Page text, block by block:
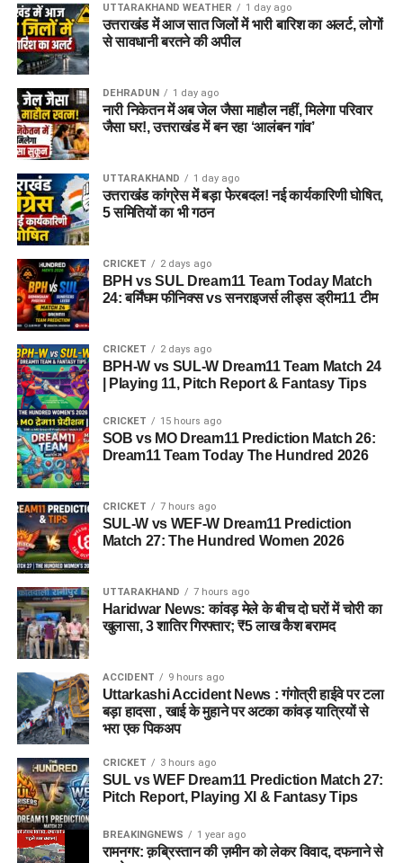
सेना का वरिष्ठ अधिकारी बताकर लोगों का भरोसा जीतता था।
5. पुलिस को आरोपी के पास से क्या बरामद
हुआ?
तलाशी के दौरान आरोपी के पास से सेना की वर्दी, बैज, कैप और वॉकी-टॉकी
बरामद किए गए हैं।
SUL vs WEF Dream11 Prediction Match 27: Pitch
Report, Playing XI & Fantasy Tips
SUL-W vs WEF-W Dream11 Prediction Match 27:
The Hundred Women 2026
Haridwar News: कांवड़ मेले के बीच दो घरों में चोरी का
खुलासा, 3 शातिर गिरफ्तार; ₹5 लाख कैश बरामद
Uttarkashi Accident News : गंगोत्री हाईवे पर टला बड़ा
हादसा , खाई के मुहाने पर अटका कांवड़ यात्रियों से भरा एक
पिकअप
SOB vs MO Dream11 Prediction Match 26:
Dream11 Team Today The Hundred 2026
UTTARAKHAND WEATHER 1 day ago
उत्तराखंड में आज सात जिलों में भारी बारिश का अलर्ट, लोगों
से सावधानी बरतने की अपील
DEHRADUN 1 day ago
नारी निकेतन में अब जेल जैसा माहौल नहीं, मिलेगा परिवार
जैसा घर!, उत्तराखंड में बन रहा ‘आलंबन गांव’
UTTARAKHAND 1 day ago
उत्तराखंड कांग्रेस में बड़ा फेरबदल! नई कार्यकारिणी घोषित,
5 समितियों का भी गठन
CRICKET 2 days ago
BPH vs SUL Dream11 Team Today Match
24: बर्मिंघम फीनिक्स vs सनराइजर्स लीड्स ड्रीम11 टीम
CRICKET 2 days ago
BPH-W vs SUL-W Dream11 Team Match 24
| Playing 11, Pitch Report & Fantasy Tips
CRICKET 15 hours ago
SOB vs MO Dream11 Prediction Match 26:
Dream11 Team Today The Hundred 2026
CRICKET 7 hours ago
SUL-W vs WEF-W Dream11 Prediction
Match 27: The Hundred Women 2026
UTTARAKHAND 7 hours ago
Haridwar News: कांवड़ मेले के बीच दो घरों में चोरी का
खुलासा, 3 शातिर गिरफ्तार; ₹5 लाख कैश बरामद
ACCIDENT 9 hours ago
Uttarkashi Accident News : गंगोत्री हाईवे पर टला
बड़ा हादसा , खाई के मुहाने पर अटका कांवड़ यात्रियों से
भरा एक पिकअप
CRICKET 3 hours ago
SUL vs WEF Dream11 Prediction Match 27:
Pitch Report, Playing XI & Fantasy Tips
BREAKINGNEWS 1 year ago
रामनगर: क़ब्रिस्तान की ज़मीन को लेकर विवाद, दफनाने से